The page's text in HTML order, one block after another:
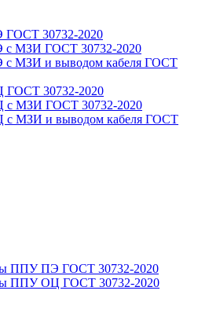
30732-2020
МЗИ ГОСТ 30732-2020
МЗИ и выводом кабеля ГОСТ
30732-2020
МЗИ ГОСТ 30732-2020
МЗИ и выводом кабеля ГОСТ
ППУ ПЭ ГОСТ 30732-2020
ППУ ОЦ ГОСТ 30732-2020